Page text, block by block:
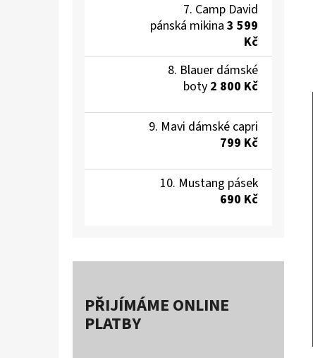
Camp David
pánská mikina 3 599
Kč
Blauer dámské
boty 2 800 Kč
Mavi dámské capri
799 Kč
Mustang pásek
690 Kč
PŘIJÍMÁME ONLINE
PLATBY